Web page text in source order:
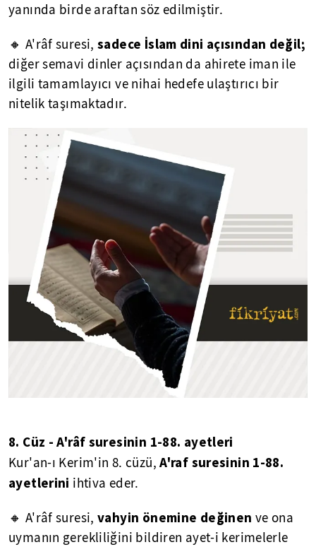
yanında birde araftan söz edilmiştir.
🔸 A'râf suresi,sadece İslam dini açısından değil;
diğer semavi dinler açısından da ahirete iman ile
ilgili tamamlayıcı ve nihai hedefe ulaştırıcı bir
nitelik taşımaktadır.
8. Cüz - A'râf suresinin 1-88. ayetleri
Kur'an-ı Kerim'in 8. cüzü,A'raf suresinin 1-88.
ayetlerini ihtiva eder.
🔸 A'râf suresi,vahyin önemine değinen ve ona
uymanın gerekliliğini bildiren ayet-i kerimelerle